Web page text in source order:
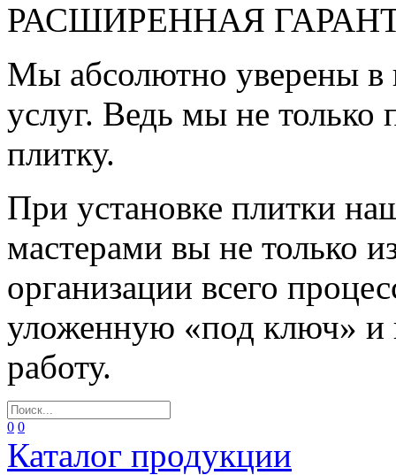
РАСШИРЕННАЯ
Мы абсолютно уверены в
услуг. Ведь мы не
плитку.
При установке плитки
мастерами вы не только
организации всего
уложенную «под ключ» и
работу.
0 0
Каталог продукции